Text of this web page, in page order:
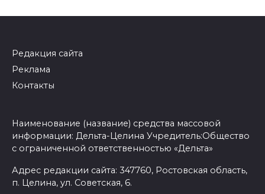
Редакция сайта
Реклама
Контакты
Наименование (название) средства массовой
информации: Дельта-Целина Учредитель:Общество
с ограниченной ответственностью «Дельта»
Адрес редакции сайта: 347760, Ростовская область,
п. Целина, ул. Советская, 6.